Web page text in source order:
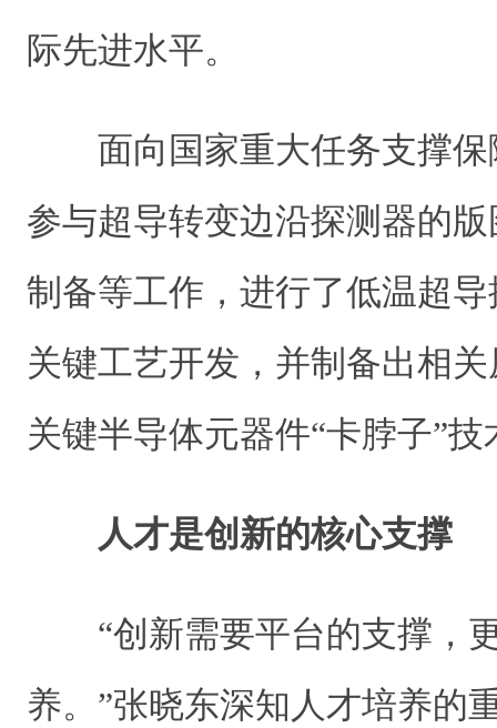
际先进水平。
面向国家重大任务支撑
参与超导转变边沿探测器的
制备等工作，进行了低温超
关键工艺开发，并制备出相
关键半导体元器件“卡脖子”技
人才是创新的核心支撑
“创新需要平台的支撑，
养。”张晓东深知人才培养的